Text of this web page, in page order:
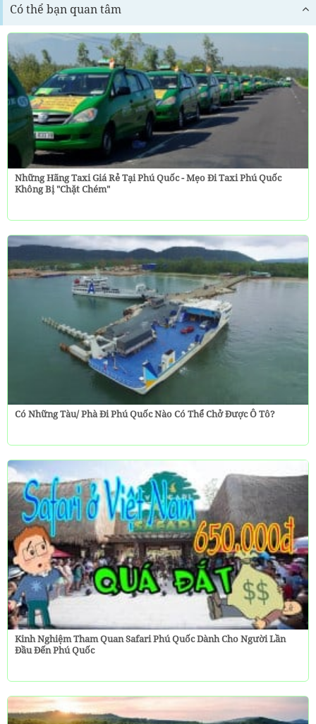
Có thể bạn quan tâm
Những Hãng Taxi Giá Rẻ Tại Phú Quốc - Mẹo Đi Taxi Phú Quốc
Không Bị "chặt Chém"
Có Những Tàu/ Phà Đi Phú Quốc Nào Có Thể Chở Được Ô Tô?
Kinh Nghiệm Tham Quan Safari Phú Quốc Dành Cho Người Lần
Đầu Đến Phú Quốc